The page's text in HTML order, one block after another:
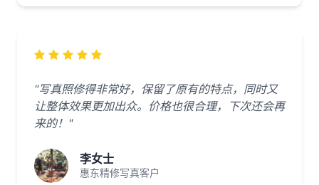
"写真照修得非常好，保留了原有的特点，同时又
让整体效果更加出众。价格也很合理，下次还会再
来的！"
李女士
惠东精修写真客户